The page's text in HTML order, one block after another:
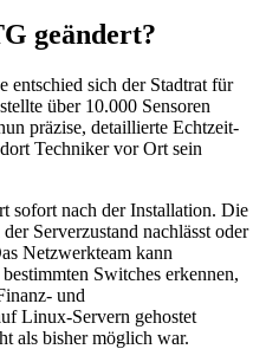
geändert?
entschied sich der Stadtrat für
über 10.000 Sensoren
präzise, detaillierte Echtzeit-
Techniker vor Ort sein
sofort nach der Installation. Die
Serverzustand nachlässt oder
Netzwerkteam kann
Switches erkennen,
und
Linux-Servern gehostet
als bisher möglich war.